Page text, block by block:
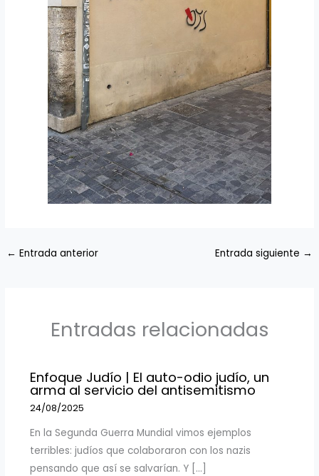
← Entrada anterior Entrada siguiente →
Entradas relacionadas
Enfoque Judío | El auto-odio judío, un
arma al servicio del antisemitismo
24/08/2025
En la Segunda Guerra Mundial vimos ejemplos
terribles: judíos que colaboraron con los nazis
pensando que así se salvarían. Y […]